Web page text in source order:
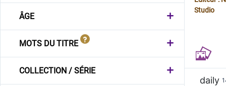
ÂGE
MOTS DU TITRE
COLLECTION / SÉRIE
Studio
daily